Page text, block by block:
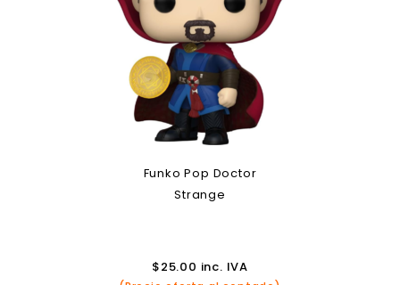
Funko Pop Doctor
Strange
$25.00 inc. IVA